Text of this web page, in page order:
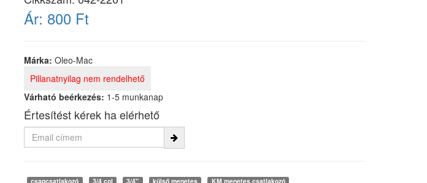
Ár: 800 Ft
Márka: Oleo-Mac
Pillanatnyilag nem rendelhető
Várható beérkezés: 1-5 munkanap
Értesítést kérek ha elérhető
csapcsatlakozó 3/4 col 3/4" külső menetes
KM menetes csatlakozó